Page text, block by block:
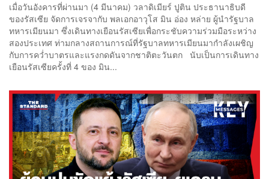
เมื่อวันอังคารที่ผ่านมา (4 มีนาคม) วลาดิเมียร์ ปูติน ประธานาธิบดี
ของรัสเซีย จัดการเจรจากับ พลเอกอาวุโส มิน อ่อง หล่าย ผู้นำรัฐบาล
ทหารเมียนมา ซึ่งเดินทางเยือนรัสเซียเพื่อกระชับความร่วมมือระหว่าง
สองประเทศ ท่ามกลางสถานการณ์ที่รัฐบาลทหารเมียนมากำลังเผชิญ
กับการคว่ำบาตรและแรงกดดันจากชาติตะวันตก นับเป็นการเดินทาง
เยือนรัสเซียครั้งที่ 4 ของ มิน...